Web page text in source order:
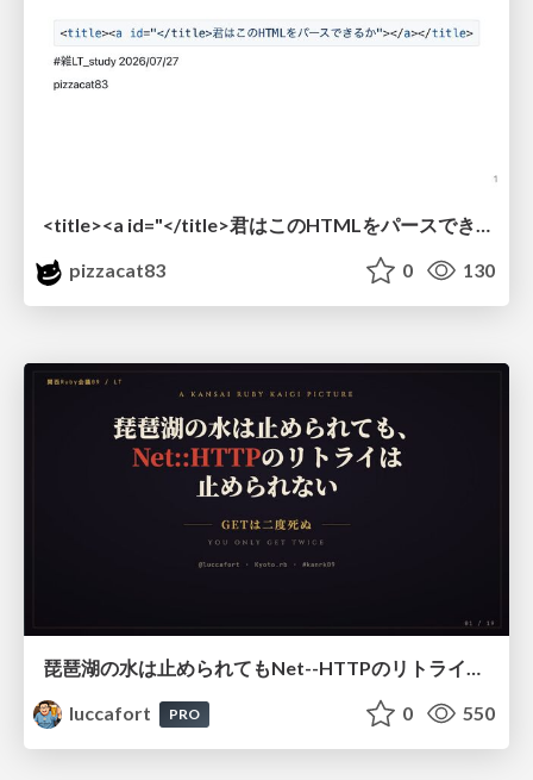
pizzacat83
0 130
琵琶湖の水は止められてもNet--HTTPのリトライは止められない / You might be able to stop the water flow of Lake Biwa but you can't stop Net::HTTP retries
luccafort
PRO 0 550